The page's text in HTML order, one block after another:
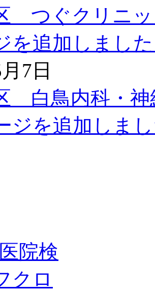
つぐクリニッ
を追加しまし
7日
白鳥内科・神
ジを追加しま